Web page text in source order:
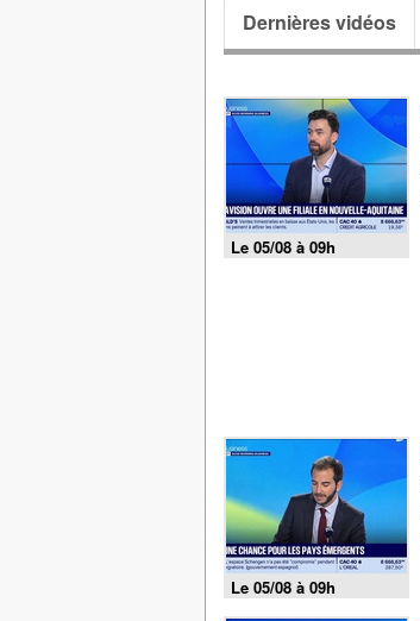
Dernières vidéos
Le 05/08 à 09h
Le 05/08 à 09h